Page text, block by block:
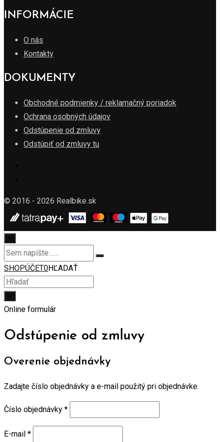
INFORMÁCIE
O nás
Kontakty
DOKUMENTY
Obchodné podmienky / reklamačný poriadok
Ochrana osobných údajov
Odstúpenie od zmluvy
Odstúpiť od zmluvy tu
© 2016 - 2026 Realbike.sk
SHOPÚČET0HĽADAŤ
Online formulár
Odstúpenie od zmluvy
Overenie objednávky
Zadajte číslo objednávky a e-mail použitý pri objednávke.
Číslo objednávky *
E-mail *